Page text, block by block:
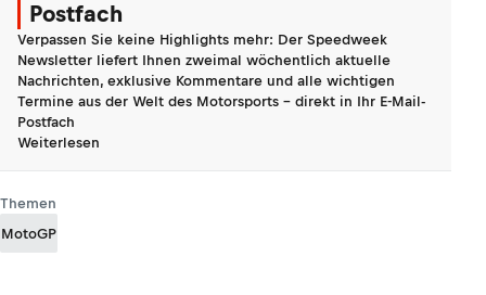
Postfach
Verpassen Sie keine Highlights mehr: Der Speedweek
Newsletter liefert Ihnen zweimal wöchentlich aktuelle
Nachrichten, exklusive Kommentare und alle wichtigen
Termine aus der Welt des Motorsports - direkt in Ihr E-Mail-
Postfach
Weiterlesen
Themen
MotoGP